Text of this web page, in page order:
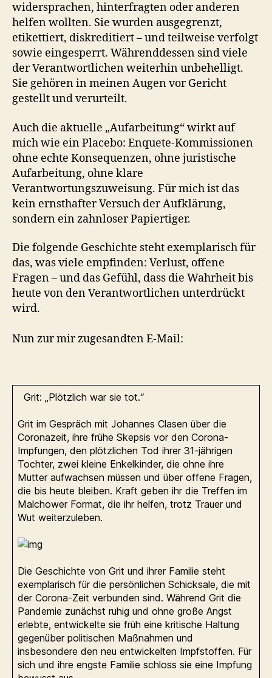
widersprachen, hinterfragten oder anderen
helfen wollten. Sie wurden ausgegrenzt,
etikettiert, diskreditiert – und teilweise verfolgt
sowie eingesperrt. Währenddessen sind viele
der Verantwortlichen weiterhin unbehelligt.
Sie gehören in meinen Augen vor Gericht
gestellt und verurteilt.
Auch die aktuelle „Aufarbeitung“ wirkt auf
mich wie ein Placebo: Enquete-Kommissionen
ohne echte Konsequenzen, ohne juristische
Aufarbeitung, ohne klare
Verantwortungszuweisung. Für mich ist das
kein ernsthafter Versuch der Aufklärung,
sondern ein zahnloser Papiertiger.
Die folgende Geschichte steht exemplarisch für
das, was viele empfinden: Verlust, offene
Fragen – und das Gefühl, dass die Wahrheit bis
heute von den Verantwortlichen unterdrückt
wird.
Nun zur mir zugesandten E-Mail:
Grit: „Plötzlich war sie tot.“
Grit im Gespräch mit Johannes Clasen über die
Coronazeit, ihre frühe Skepsis vor den Corona-
Impfungen, den plötzlichen Tod ihrer 31-jährigen
Tochter, zwei kleine Enkelkinder, die ohne ihre
Mutter aufwachsen müssen und über offene Fragen,
die bis heute bleiben. Kraft geben ihr die Treffen im
Malchower Format, die ihr helfen, trotz Trauer und
Wut weiterzuleben.
Die Geschichte von Grit und ihrer Familie steht
exemplarisch für die persönlichen Schicksale, die mit
der Corona-Zeit verbunden sind. Während Grit die
Pandemie zunächst ruhig und ohne große Angst
erlebte, entwickelte sie früh eine kritische Haltung
gegenüber politischen Maßnahmen und
insbesondere den neu entwickelten Impfstoffen. Für
sich und ihre engste Familie schloss sie eine Impfung